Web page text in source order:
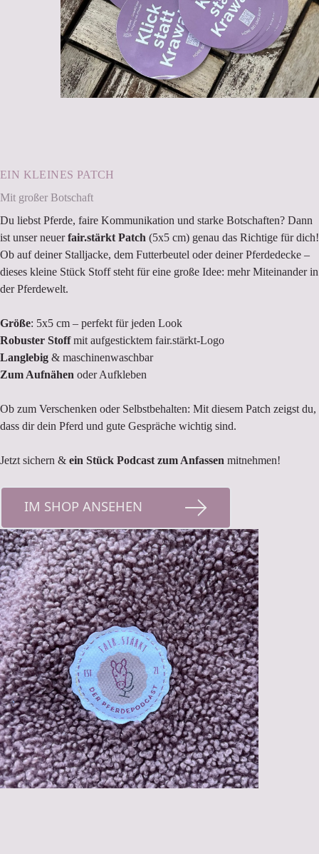
EIN KLEINES PATCH
Mit großer Botschaft
Du liebst Pferde, faire Kommunikation und starke Botschaften? Dann
ist unser neuerfair.stärkt Patch (5x5 cm) genau das Richtige für dich!
Ob auf deiner Stalljacke, dem Futterbeutel oder deiner Pferdedecke –
dieses kleine Stück Stoff steht für eine große Idee: mehr Miteinander in
der Pferdewelt.
Größe: 5x5 cm – perfekt für jeden Look
Robuster Stoffmit aufgesticktem fair.stärkt-Logo
Langlebig & maschinenwaschbar
Zum Aufnähen oder Aufkleben
Ob zum Verschenken oder Selbstbehalten: Mit diesem Patch zeigst du,
dass dir dein Pferd und gute Gespräche wichtig sind.
Jetzt sichern & ein Stück Podcast zum Anfassen mitnehmen!
IM SHOP ANSEHEN